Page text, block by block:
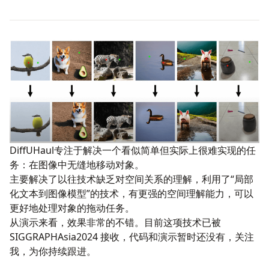
DiffUHaul专注于解决一个看似简单但实际上很难实现的任
务：在图像中无缝地移动对象。
主要解决了以往技术缺乏对空间关系的理解，利用了“局部
化文本到图像模型”的技术，有更强的空间理解能力，可以
更好地处理对象的拖动任务。
从演示来看，效果非常的不错。目前这项技术已被
SIGGRAPHAsia2024 接收，代码和演示暂时还没有，关注
我，为你持续跟进。